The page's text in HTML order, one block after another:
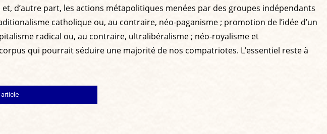
d’autre part, les actions métapolitiques menées par des groupes indépendants
catholique ou, au contraire, néo-paganisme ; promotion de l’idée d’un
radical ou, au contraire, ultralibéralisme ; néo-royalisme et
qui pourrait séduire une majorité de nos compatriotes. L’essentiel reste à
article